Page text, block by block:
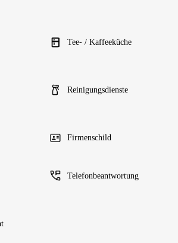
Tee- / Kaffeeküche
Reinigungsdienste
Firmenschild
Telefonbeantwortung